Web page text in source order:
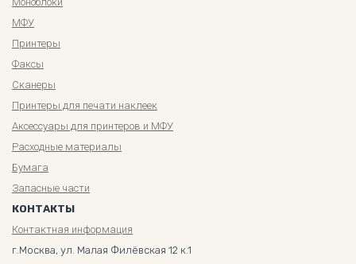
МФУ
Принтеры
Факсы
Сканеры
Принтеры для печати наклеек
Аксессуары для принтеров и МФУ
Расходные материалы
Бумага
Запасные части
КОНТАКТЫ
Контактная информация
г.Москва, ул. Малая Филёвская 12 к.1